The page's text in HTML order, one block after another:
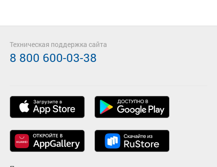
Техническая поддержка сайта
8 800 600-03-38